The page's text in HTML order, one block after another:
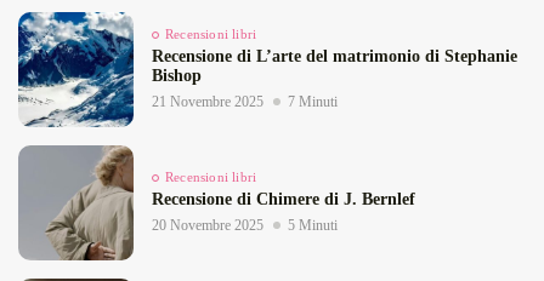
Recensioni libri
Recensione di L’arte del matrimonio di Stephanie
Bishop
21 Novembre 2025 7 Minuti
Recensioni libri
Recensione di Chimere di J. Bernlef
20 Novembre 2025 5 Minuti